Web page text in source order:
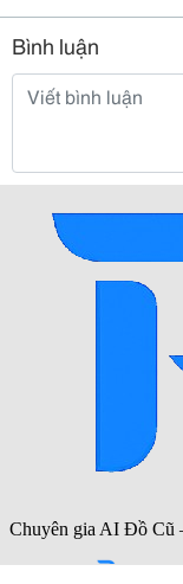
Bình luận